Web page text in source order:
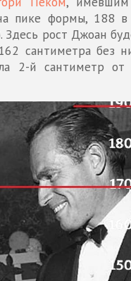
пике формы, 188 в
Здесь рост Джоан
сантиметра без
2-й сантиметр от